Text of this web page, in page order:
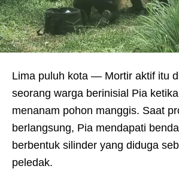
Lima puluh kota — Mortir aktif itu
seorang warga berinisial Pia
menanam pohon manggis. Saat
berlangsung, Pia mendapati
berbentuk silinder yang diduga
peledak.